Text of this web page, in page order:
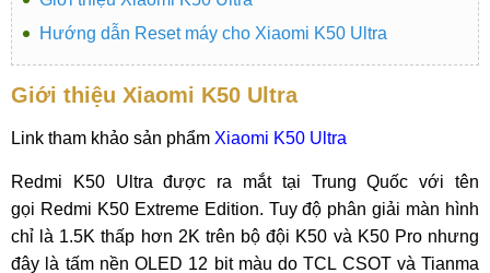
Hướng dẫn Reset máy cho Xiaomi K50 Ultra
Giới thiệu Xiaomi K50 Ultra
Link tham khảo sản phẩm Xiaomi K50 Ultra
Redmi K50 Ultra được ra mắt tại Trung Quốc với tên
gọi Redmi K50 Extreme Edition. Tuy độ phân giải màn hình
chỉ là 1.5K thấp hơn 2K trên bộ đội K50 và K50 Pro nhưng
đây là tấm nền OLED 12 bit màu do TCL CSOT và Tianma